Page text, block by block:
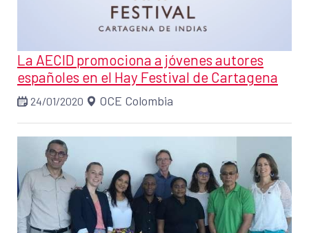
La AECID promociona a jóvenes autores
españoles en el Hay Festival de Cartagena
24/01/2020 OCE Colombia